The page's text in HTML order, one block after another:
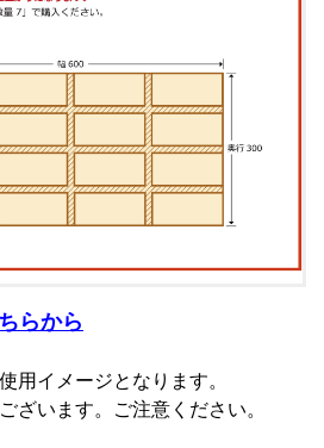
らから
用イメージとなります。
ざいます。ご注意ください。